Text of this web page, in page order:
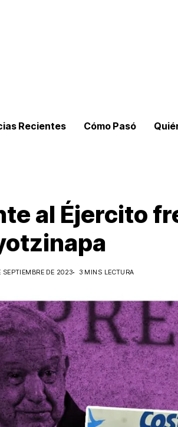
Recientes Cómo Pasó
al Éjercito
SEPTIEMBRE DE 2023 3 MINS LECTURA